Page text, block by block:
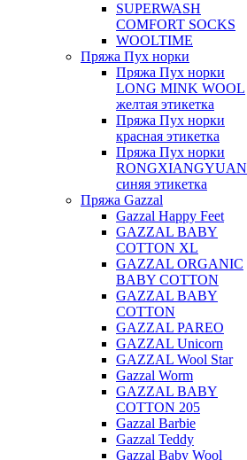
SUPERWASH
COMFORT SOCKS
WOOLTIME
Пряжа Пух норки
Пряжа Пух норки
LONG MINK WOOL
желтая этикетка
Пряжа Пух норки
красная этикетка
Пряжа Пух норки
RONGXIANGYUAN
синяя этикетка
Пряжа Gazzal
Gazzal Happy Feet
GAZZAL BABY
COTTON XL
GAZZAL ORGANIC
BABY COTTON
GAZZAL BABY
COTTON
GAZZAL PAREO
GAZZAL Unicorn
GAZZAL Wool Star
Gazzal Worm
GAZZAL BABY
COTTON 205
Gazzal Barbie
Gazzal Teddy
Gazzal Baby Wool